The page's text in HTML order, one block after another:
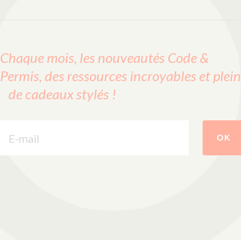
Chaque mois, les nouveautés Code &
Permis, des ressources incroyables et plein
de cadeaux stylés !
OK